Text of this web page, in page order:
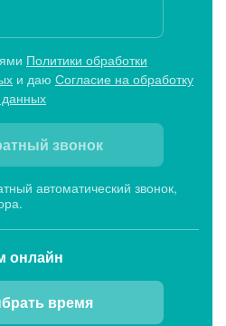
Политики обработки
и даю Согласие на обработку
звонок
автоматический звонок,
онлайн
время